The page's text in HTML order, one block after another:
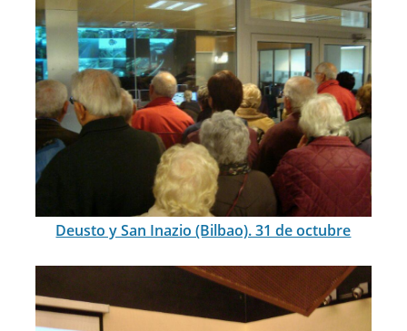
Deusto y San Inazio (Bilbao). 31 de octubre